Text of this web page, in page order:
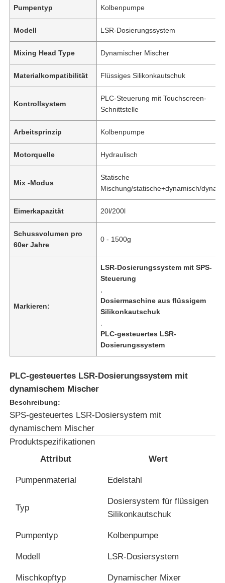
Produkte
Über uns
Kontakt
Pumpentyp Kolbenpumpe
Modell LSR-Dosierungssystem
Mixing Head Type Dynamischer Mischer
Materialkompatibilität Flüssiges Silikonkautschuk
Kontrollsystem
PLC-Steuerung mit Touchscreen-
Schnittstelle
Arbeitsprinzip Kolbenpumpe
Motorquelle Hydraulisch
Mix -Modus
Statische
Mischung/statische+dynamisch/
Eimerkapazität 20l/200l
Schussvolumen pro
60er Jahre
0 - 1500g
Markieren:
LSR-Dosierungssystem mit SPS-
Steuerung
Dosiermaschine aus flüssigem
Silikonkautschuk
PLC-gesteuertes LSR-
Dosierungssystem
PLC-gesteuertes LSR-Dosierungssystem mit
dynamischem Mischer
Beschreibung:
SPS-gesteuertes LSR-Dosiersystem mit
dynamischem Mischer
Produktspezifikationen
Attribut
Wert
Pumpenmaterial Edelstahl
Typ
Dosiersystem für flüssigen
Silikonkautschuk
Pumpentyp Kolbenpumpe
Modell LSR-Dosiersystem
Mischkopftyp Dynamischer Mixer